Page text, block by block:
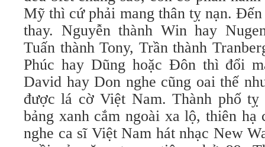
Mỹ thì cứ phải mang thân tỵ nạn.
thay. Nguyễn thành Win hay
Tuấn thành Tony, Trần thành
Phúc hay Dũng hoặc Đôn thì đổi
David hay Don nghe cũng oai thế
được lá cờ Việt Nam. Thành phố
bảng xanh cắm ngoài xa lộ, thiên hạ
nghe ca sĩ Việt Nam hát nhạc New